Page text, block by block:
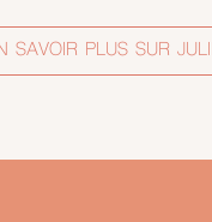
SAVOIR PLUS SUR